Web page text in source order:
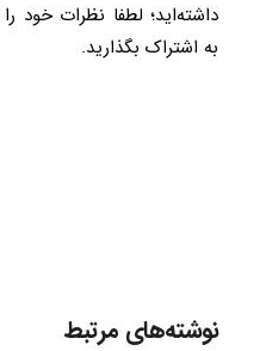
داشته‌اید؛ لطفا نظرات خود
به اشتراک بگذارید.
نوشته‌های مرتبط